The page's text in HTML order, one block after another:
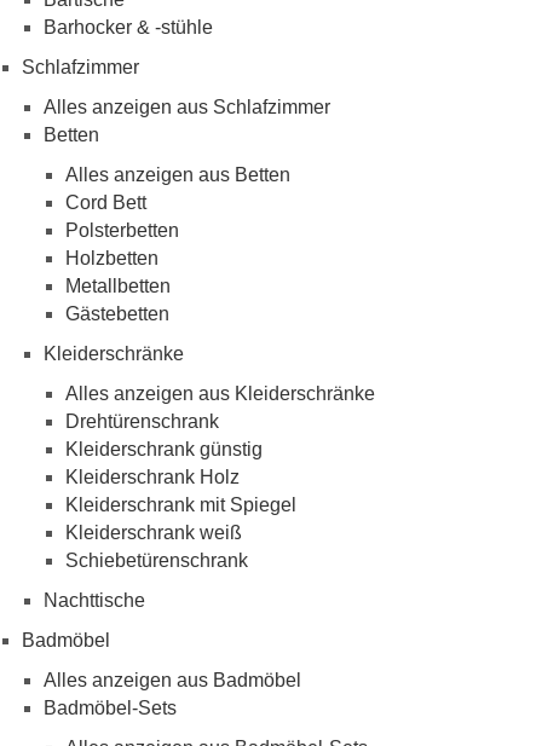
Barhocker & -stühle
Schlafzimmer
Alles anzeigen aus Schlafzimmer
Betten
Alles anzeigen aus Betten
Cord Bett
Polsterbetten
Holzbetten
Metallbetten
Gästebetten
Kleiderschränke
Alles anzeigen aus Kleiderschränke
Drehtürenschrank
Kleiderschrank günstig
Kleiderschrank Holz
Kleiderschrank mit Spiegel
Kleiderschrank weiß
Schiebetürenschrank
Nachttische
Badmöbel
Alles anzeigen aus Badmöbel
Badmöbel-Sets